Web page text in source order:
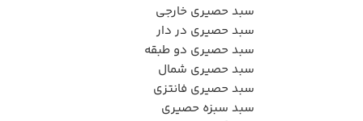
سبد حصیری خارجی
سبد حصیری در دار
سبد حصیری دو طبقه
سبد حصیری شمال
سبد حصیری فانتزی
سبد سبزه حصیری